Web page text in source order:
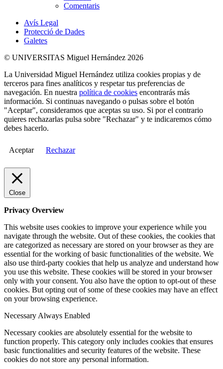
Comentaris
Avís Legal
Protecció de Dades
Galetes
© UNIVERSITAS Miguel Hernández 2026
La Universidad Miguel Hernández utiliza cookies propias y de
terceros para fines analíticos y respetar tus preferencias de
navegación. En nuestra política de cookies encontrarás más
información. Si continuas navegando o pulsas sobre el botón
"Aceptar", consideramos que aceptas su uso. Si por el contrario
quieres rechazarlas pulsa sobre "Rechazar" y te indicaremos cómo
debes hacerlo.
Aceptar Rechazar
Close
Privacy Overview
This website uses cookies to improve your experience while you
navigate through the website. Out of these cookies, the cookies that
are categorized as necessary are stored on your browser as they are
essential for the working of basic functionalities of the website. We
also use third-party cookies that help us analyze and understand how
you use this website. These cookies will be stored in your browser
only with your consent. You also have the option to opt-out of these
cookies. But opting out of some of these cookies may have an effect
on your browsing experience.
Necessary Always Enabled
Necessary cookies are absolutely essential for the website to
function properly. This category only includes cookies that ensures
basic functionalities and security features of the website. These
cookies do not store any personal information.